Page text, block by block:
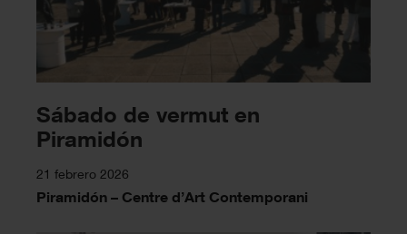
Sábado de vermut en
Piramidón
21 febrero 2026
Piramidón – Centre d’Art Contemporani